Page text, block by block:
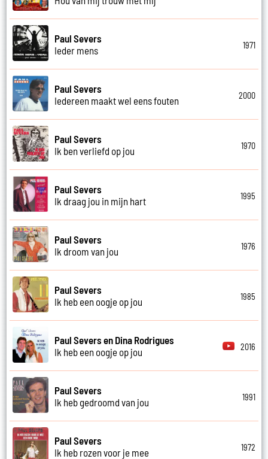
Paul Severs
Ieder mens
1971
Paul Severs
Iedereen maakt wel eens fouten
2000
Paul Severs
Ik ben verliefd op jou
1970
Paul Severs
Ik draag jou in mijn hart
1995
Paul Severs
Ik droom van jou
1976
Paul Severs
Ik heb een oogje op jou
1985
Paul Severs en Dina Rodrigues
Ik heb een oogje op jou
2016
Paul Severs
Ik heb gedroomd van jou
1991
Paul Severs
Ik heb rozen voor je mee
1972